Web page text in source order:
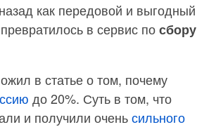
как передовой и выгодный
в сервис посбору
в статье о том, почему
до 20%. Суть в том, что
и получили оченьсильного